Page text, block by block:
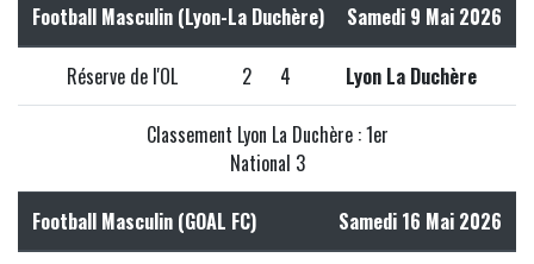
Football Masculin (Lyon-La Duchère) Samedi 9 Mai 2026
Réserve de l'OL 2 4 Lyon La Duchère
Classement Lyon La Duchère : 1er
National 3
Football Masculin (GOAL FC) Samedi 16 Mai 2026